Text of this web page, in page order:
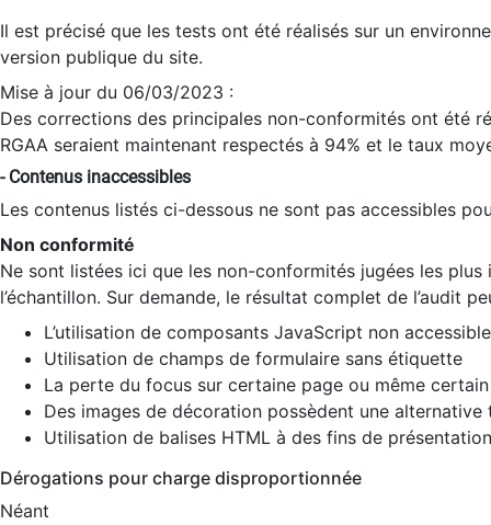
Il est précisé que les tests ont été réalisés sur un
version publique du site.
Mise à jour du 06/03/2023 :
Des corrections des principales non-conformités ont été
RGAA seraient maintenant respectés à 94% et le taux
- Contenus inaccessibles
Les contenus listés ci-dessous ne sont pas accessibles
Non conformité
Ne sont listées ici que les non-conformités jugées les
l’échantillon. Sur demande, le résultat complet de l’audit
L’utilisation de composants JavaScript non
Utilisation de champs de formulaire sans étiquette
La perte du focus sur certaine page ou même
Des images de décoration possèdent une alternative
Utilisation de balises HTML à des fins de
Dérogations pour charge disproportionnée
Néant